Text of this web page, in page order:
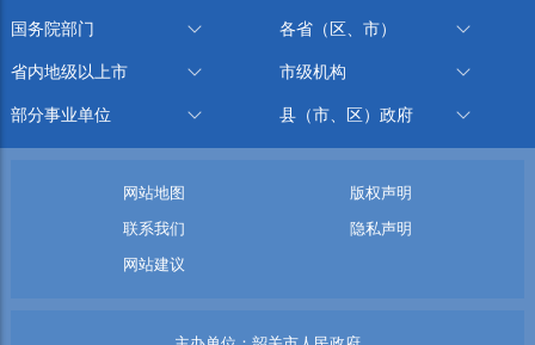
国务院部门 各省（区、市）
省内地级以上市 市级机构
部分事业单位 县（市、区）政府
网站地图
版权声明
联系我们
隐私声明
网站建议